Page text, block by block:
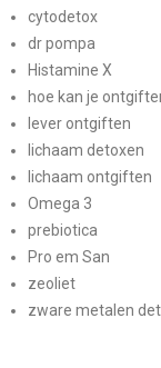
cytodetox
dr pompa
Histamine X
hoe kan je
lever ontgiften
lichaam detoxen
lichaam ontgiften
Omega 3
prebiotica
Pro em San
zeoliet
zware metalen